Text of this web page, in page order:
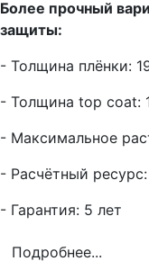
Более прочный
защиты:
- Толщина плёнки:
- Толщина top coat:
- Максимальное
- Расчётный
- Гарантия: 5 лет
Подробнее...